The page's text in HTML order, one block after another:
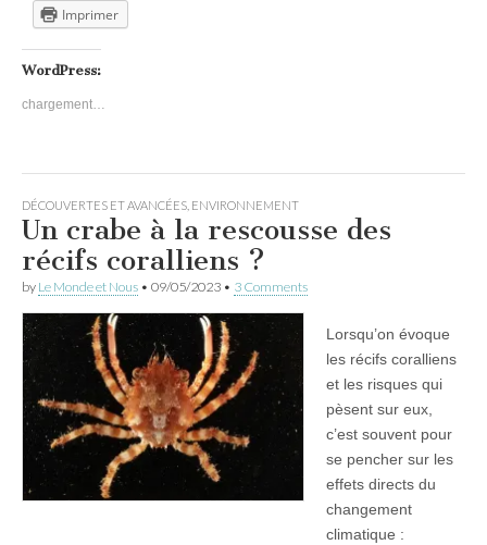
Imprimer
WordPress:
chargement…
DÉCOUVERTES ET AVANCÉES ENVIRONNEMENT
Un crabe à la rescousse des
récifs coralliens ?
by Le Monde et Nous • 09/05/2023 • 3 Comments
Lorsqu’on évoque
les récifs coralliens
et les risques qui
pèsent sur eux,
c’est souvent pour
se pencher sur les
effets directs du
changement
climatique :